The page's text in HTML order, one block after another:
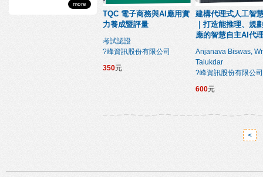
more
TQC 電子商務與AI應用實
力養成暨評量
考試認證
?峰資訊股份有限公司
350元
建構代理式人工智
｜打造能推理、規
應的智慧自主AI代
Anjanava Biswas,
Talukdar
?峰資訊股份有限公司
600元
<